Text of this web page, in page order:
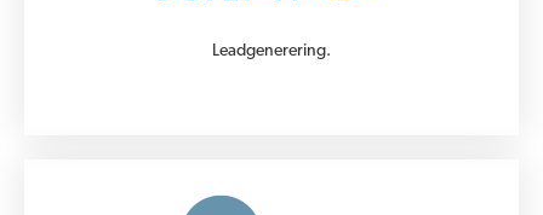
Leadgenerering.